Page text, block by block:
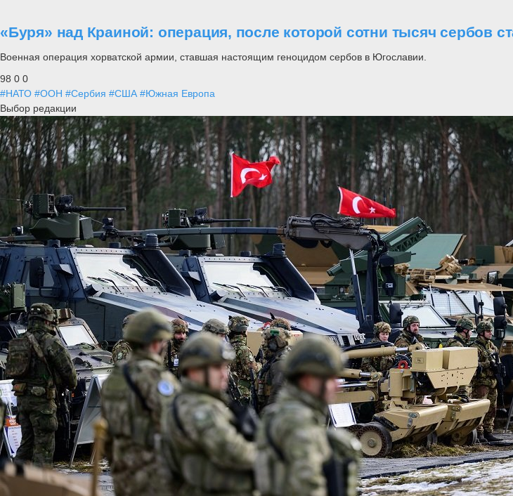
«Буря» над Краиной: операция, после которой сотни тысяч сербов
Военная операция хорватской армии, ставшая настоящим геноцидом сербов в Югославии.
98 0 0
#НАТО #ООН #Сербия #США #Южная Европа
Выбор редакции